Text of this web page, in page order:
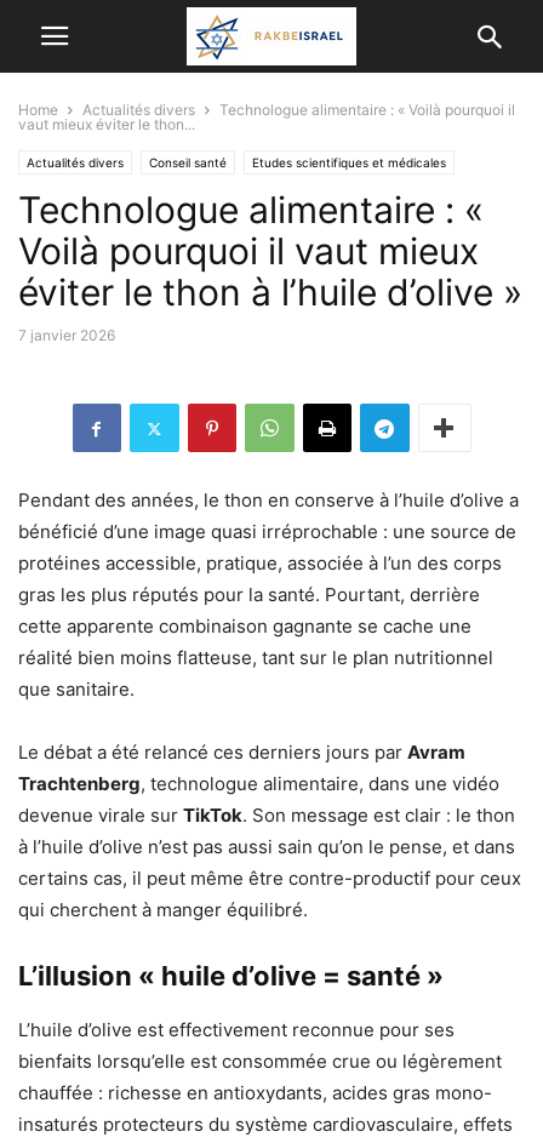
Home Actualités divers
Technologue alimentaire : « Voilà pourquoi il
vaut mieux éviter le thon...
Actualités divers Conseil santé Etudes scientifiques et médicales
Technologue alimentaire : «
Voilà pourquoi il vaut mieux
éviter le thon à l’huile d’olive »
7 janvier 2026
Pendant des années, le thon en conserve à l’huile d’olive a
bénéficié d’une image quasi irréprochable : une source de
protéines accessible, pratique, associée à l’un des corps
gras les plus réputés pour la santé. Pourtant, derrière
cette apparente combinaison gagnante se cache une
réalité bien moins flatteuse, tant sur le plan nutritionnel
que sanitaire.
Le débat a été relancé ces derniers jours par Avram
Trachtenberg, technologue alimentaire, dans une vidéo
devenue virale sur TikTok. Son message est clair : le thon
à l’huile d’olive n’est pas aussi sain qu’on le pense, et dans
certains cas, il peut même être contre-productif pour ceux
qui cherchent à manger équilibré.
L’illusion « huile d’olive = santé »
L’huile d’olive est effectivement reconnue pour ses
bienfaits lorsqu’elle est consommée crue ou légèrement
chauffée : richesse en antioxydants, acides gras mono-
insaturés protecteurs du système cardiovasculaire, effets